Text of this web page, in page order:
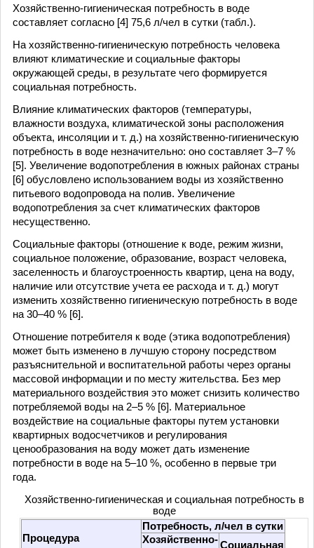
Хозяйственно-гигиеническая потребность в воде
составляет согласно [4] 75,6 л/чел в сутки (табл.).
На хозяйственно-гигиеническую потребность человека
влияют климатические и социальные факторы
окружающей среды, в результате чего формируется
социальная потребность.
Влияние климатических факторов (температуры,
влажности воздуха, климатической зоны расположения
объекта, инсоляции и т. д.) на хозяйственно-гигиеническую
потребность в воде незначительно: оно составляет 3–7 %
[5]. Увеличение водопотребления в южных районах страны
[6] обусловлено использованием воды из хозяйственно
питьевого водопровода на полив. Увеличение
водопотребления за счет климатических факторов
несущественно.
Социальные факторы (отношение к воде, режим жизни,
социальное положение, образование, возраст человека,
заселенность и благоустроенность квартир, цена на воду,
наличие или отсутствие учета ее расхода и т. д.) могут
изменить хозяйственно гигиеническую потребность в воде
на 30–40 % [6].
Отношение потребителя к воде (этика водопотребления)
может быть изменено в лучшую сторону посредством
разъяснительной и воспитательной работы через органы
массовой информации и по месту жительства. Без мер
материального воздействия это может снизить количество
потребляемой воды на 2–5 % [6]. Материальное
воздействие на социальные факторы путем установки
квартирных водосчетчиков и регулирования
ценообразования на воду может дать изменение
потребности в воде на 5–10 %, особенно в первые три
года.
Хозяйственно-гигиеническая и социальная потребность в
воде
Процедура
Потребность, л/чел в сутки
Хозяйственно-Социальная